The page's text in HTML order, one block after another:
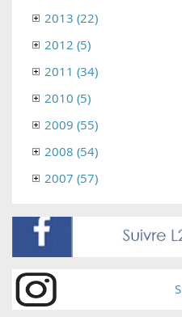
2013 (22)
2012 (5)
2011 (34)
2010 (5)
2009 (55)
2008 (54)
2007 (57)